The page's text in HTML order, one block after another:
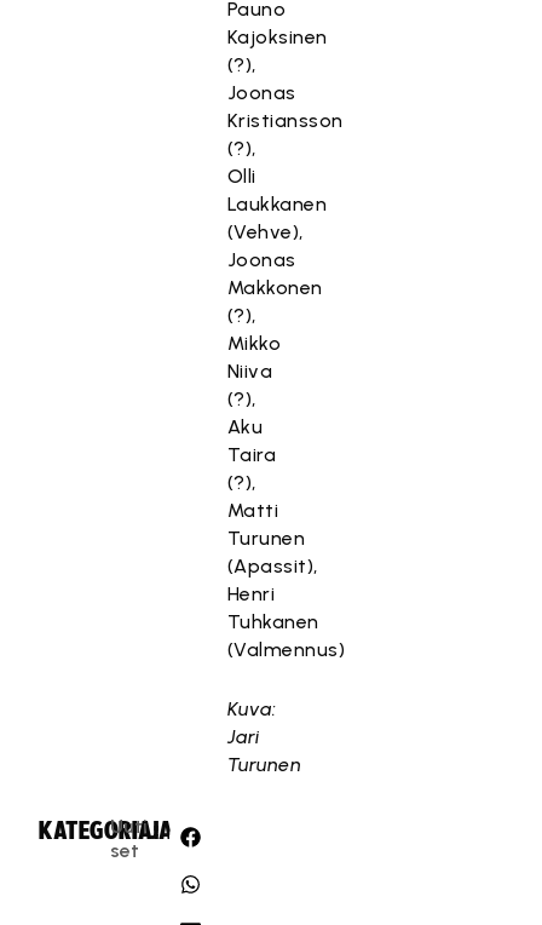
Pauno
Kajoksinen
(?),
Joonas
Kristiansson
(?),
Olli
Laukkanen
(Vehve),
Joonas
Makkonen
(?),
Mikko
Niiva
(?),
Aku
Taira
(?),
Matti
Turunen
(Apassit),
Henri
Tuhkanen
(Valmennus)
Kuva:
Jari
Turunen
KATEGORIA:
Uuti
set
JAA: